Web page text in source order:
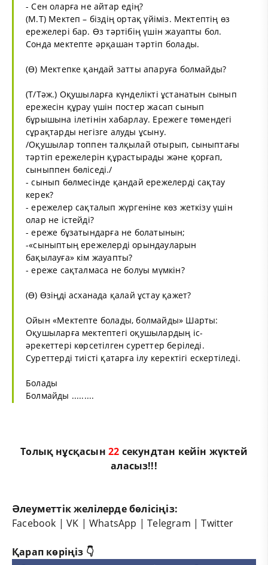
- Сен оларға не айтар едің?
(М.Т) Мектеп – біздің ортақ үйіміз. Мектептің өз
ережелері бар. Өз тәртібің үшін жауапты бол.
Сонда мектепте әрқашан тәртіп болады.
(Ө) Мектепке қандай затты апаруға болмайды?
(Т/Тәж.) Оқушыларға күнделікті ұстанатын сынып
ережесін құрау үшін постер жасап сынып
бұрышына ілетінін хабарлау. Ережеге төмендегі
сұрақтарды негізге алуды ұсыну.
/Оқушылар топпен талқылай отырып, сыныптағы
тәртіп ережелерін құрастырады және қорғап,
сыныппен бөліседі./
- сынып бөлмесінде қандай ережелерді сақтау
керек?
- ережелер сақталып жүргеніне көз жеткізу үшін
олар не істейді?
- ереже бұзатындарға не болатынын;
-«сыныптың ережелерді орындауларын
бақылауға» кім жауапты?
- ереже сақталмаса не болуы мүмкін?
(Ө) Өзіңді асханада қалай ұстау қажет?
Ойын «Мектепте болады, болмайды» Шарты:
Оқушыларға мектептегі оқушылардың іс-
әрекеттері көрсетілген суреттер беріледі.
Суреттерді тиісті қатарға ілу керектігі ескертіледі.
Болады
Болмайды .........
Толық нұсқасын22 секундтан кейін жүктей
аласыз!!!
Әлеуметтік желілерде бөлісіңіз:
Facebook |VK |WhatsApp |Telegram |Twitter
Қарап көріңіз 👇